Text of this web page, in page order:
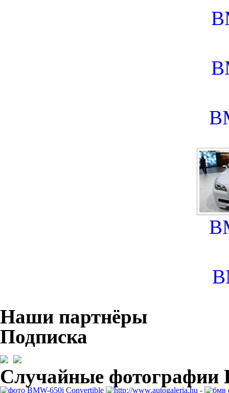
Наши партнёры
Подписка
Случайные фотографии